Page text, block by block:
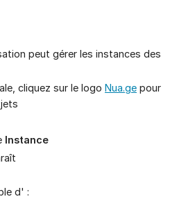
peut gérer les instances des
cliquez sur le logo Nua.ge pour
Instance
d' :